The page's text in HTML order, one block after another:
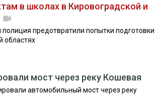
в школах в Кировоградской и
предотвратили попытки подготовки
областях
мост через реку Кошевая
автомобильный мост через реку